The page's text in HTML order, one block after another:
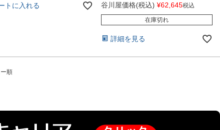
トに入れる 谷川屋価格(税込) ¥62,645税込
在庫切れ
詳細を見る
順